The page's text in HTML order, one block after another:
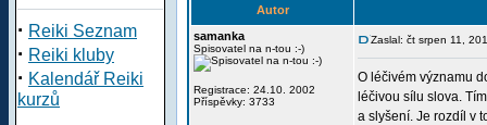
· Reiki Seznam
· Reiki kluby
· Kalendář Reiki
kurzů
Autor
samanka
Spisovatel na n-tou :-)
Registrace: 24.10. 2002
Příspěvky: 3733
Zaslal: čt srpen 11,
O léčivém významu
léčivou sílu slova.
a slyšení. Je rozdíl v